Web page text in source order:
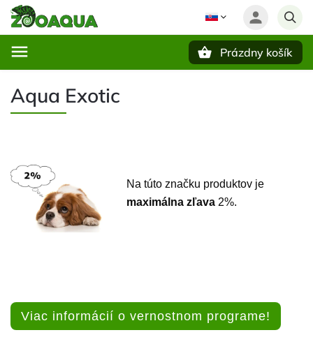
Prázdny košík
Aqua Exotic
Na túto značku produktov je
maximálna zľava 2%.
Viac informácií o vernostnom programe!